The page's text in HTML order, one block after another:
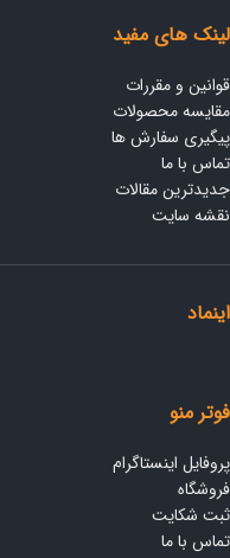
لینک های مفید
قوانین و مقررات
مقایسه محصولات
پیگیری سفارش ها
تماس با ما
جدیدترین مقالات
نقشه سایت
اینماد
فوتر منو
پروفایل اینستاگرام
فروشگاه
ثبت شکایت
تماس با ما